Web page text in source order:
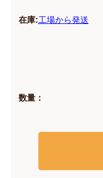
在庫:工場から発送
数量：